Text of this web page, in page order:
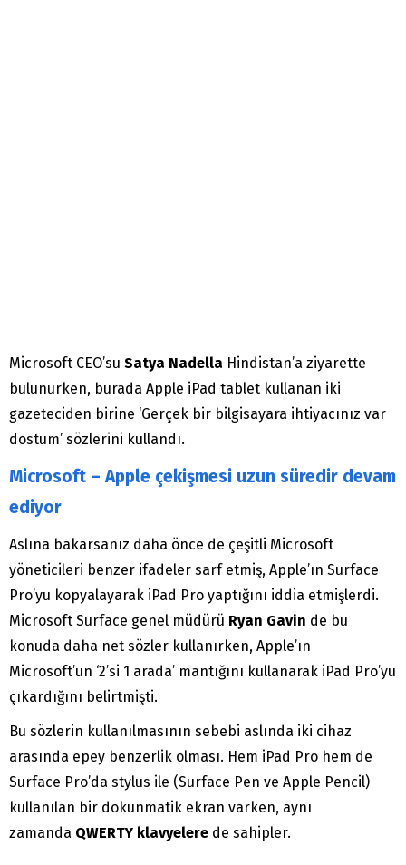
Microsoft CEO’su Satya Nadella Hindistan’a ziyarette
bulunurken, burada Apple iPad tablet kullanan iki
gazeteciden birine ‘Gerçek bir bilgisayara ihtiyacınız var
dostum’ sözlerini kullandı.
Microsoft – Apple çekişmesi uzun süredir devam
ediyor
Aslına bakarsanız daha önce de çeşitli Microsoft
yöneticileri benzer ifadeler sarf etmiş, Apple’ın Surface
Pro’yu kopyalayarak iPad Pro yaptığını iddia etmişlerdi.
Microsoft Surface genel müdürü Ryan Gavin de bu
konuda daha net sözler kullanırken, Apple’ın
Microsoft’un ‘2’si 1 arada’ mantığını kullanarak iPad Pro’yu
çıkardığını belirtmişti.
Bu sözlerin kullanılmasının sebebi aslında iki cihaz
arasında epey benzerlik olması. Hem iPad Pro hem de
Surface Pro’da stylus ile (Surface Pen ve Apple Pencil)
kullanılan bir dokunmatik ekran varken, aynı
zamanda QWERTY klavyelere de sahipler.